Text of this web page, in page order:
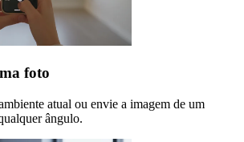
foto
atual ou envie a imagem de um
ângulo.